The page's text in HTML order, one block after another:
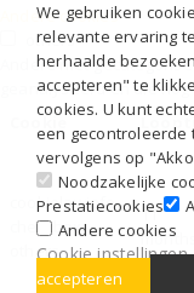
We gebruiken
relevante ervaring
herhaalde
accepteren" te
cookies. U kunt
een gecontroleerde
vervolgens op
Noodzakelijke
Prestatiecookies
Andere cookies
Cookie instellingen
accepteren
Andere cookies
others
Andere niet-
geanalyseerd en die
Cookie
cookielawinfo-
checkbox-
others
11
months